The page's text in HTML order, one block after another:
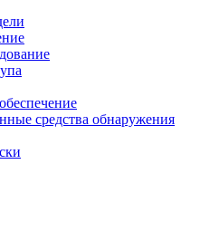
средства обнаружения